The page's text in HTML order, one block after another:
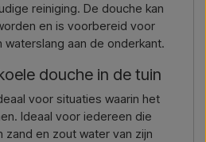
reiniging. De douche kan
en is voorbereid voor
aan de onderkant.
douche in de tuin
voor situaties waarin het
Ideaal voor iedereen die
zand en zout water van zijn